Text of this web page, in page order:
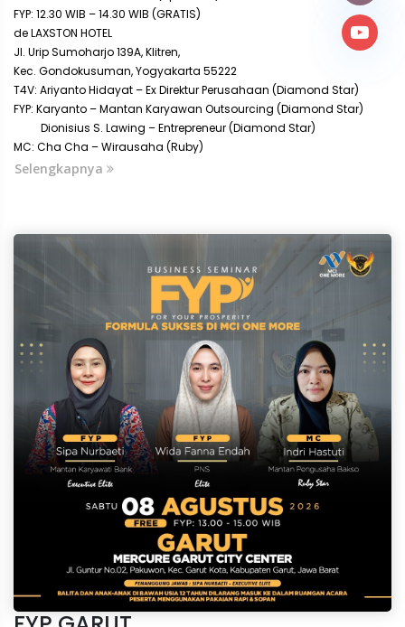
FYP: 12.30 WIB – 14.30 WIB (GRATIS)
de LAXSTON HOTEL
Jl. Urip Sumoharjo 139A, Klitren,
Kec. Gondokusuman, Yogyakarta 55222
T4V: Ariyanto Hidayat – Ex Direktur Perusahaan (Diamond Star)
FYP: Karyanto – Mantan Karyawan Outsourcing (Diamond Star)
Dionisius S. Lawing – Entrepreneur (Diamond Star)
MC: Cha Cha – Wirausaha (Ruby)
Selengkapnya